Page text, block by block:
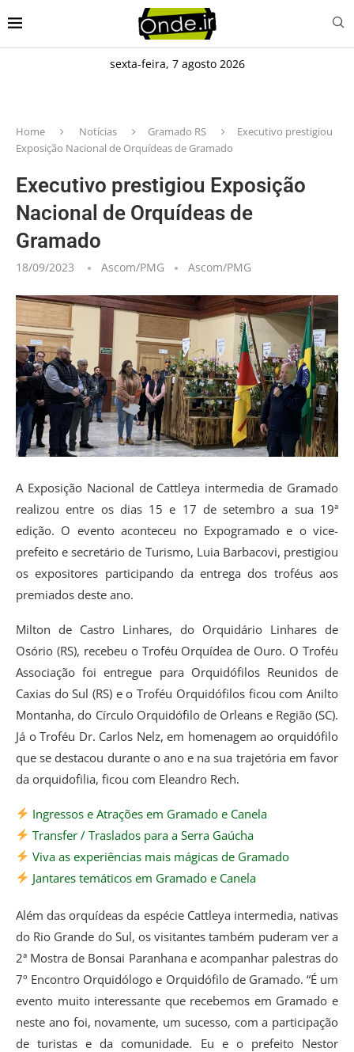
sexta-feira, 7 agosto 2026
Home Notícias Gramado RS
Executivo prestigiou
Exposição Nacional de Orquídeas de Gramado
Executivo prestigiou Exposição
Nacional de Orquídeas de
Gramado
18/09/2023 Ascom/PMG Ascom/PMG
A Exposição Nacional de Cattleya intermedia de Gramado
realizou entre os dias 15 e 17 de setembro a sua 19ª
edição. O evento aconteceu no Expogramado e o vice-
prefeito e secretário de Turismo, Luia Barbacovi, prestigiou
os expositores participando da entrega dos troféus aos
premiados deste ano.
Milton de Castro Linhares, do Orquidário Linhares de
Osório (RS), recebeu o Troféu Orquídea de Ouro. O Troféu
Associação foi entregue para Orquidófilos Reunidos de
Caxias do Sul (RS) e o Troféu Orquidófilos ficou com Anilto
Montanha, do Círculo Orquidófilo de Orleans e Região (SC).
Já o Troféu Dr. Carlos Nelz, em homenagem ao orquidófilo
que se destacou durante o ano e na sua trajetória em favor
da orquidofilia, ficou com Eleandro Rech.
Ingressos e Atrações em Gramado e Canela
Transfer / Traslados para a Serra Gaúcha
Viva as experiências mais mágicas de Gramado
Jantares temáticos em Gramado e Canela
Além das orquídeas da espécie Cattleya intermedia, nativas
do Rio Grande do Sul, os visitantes também puderam ver a
2ª Mostra de Bonsai Paranhana e acompanhar palestras do
7º Encontro Orquidólogo e Orquidófilo de Gramado. “É um
evento muito interessante que recebemos em Gramado e
neste ano foi, novamente, um sucesso, com a participação
de turistas e da comunidade. Eu e o prefeito Nestor